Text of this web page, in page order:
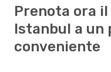
Prenota ora il
Istanbul a un
conveniente